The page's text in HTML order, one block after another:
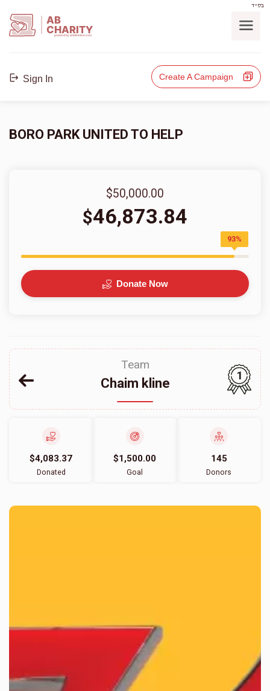
בס"ד
AB
CHARITY
powerd by ahblicklive.com
Sign In Create A Campaign
BORO PARK UNITED TO HELP
$50,000.00
$46,873.84
93%
Donate Now
Team
Chaim kline
1
$4,083.37
Donated
$1,500.00
Goal
145
Donors